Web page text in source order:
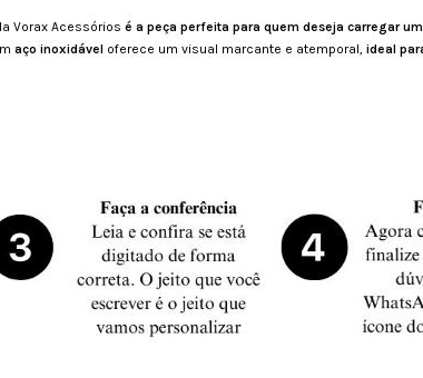
Vorax Acessórios é a peça perfeita para quem deseja carregar
aço inoxidável oferece um visual marcante e atemporal, ideal